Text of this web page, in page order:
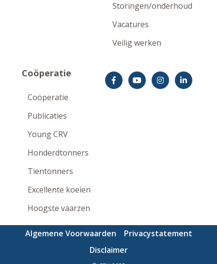
Storingen/onderhoud
Vacatures
Veilig werken
Coöperatie
Coöperatie
Publicaties
Young CRV
Honderdtonners
Tientonners
Excellente koeien
Hoogste vaarzen
Algemene Voorwaarden
Privacystatement
Disclaimer